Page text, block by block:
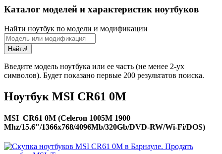
Каталог моделей и характеристик ноутбуков
Найти ноутбук по модели и модификации
Найти!
Введите модель ноутбука или ее часть (не менее 2-ух
символов). Будет показано первые 200 результатов поиска.
Ноутбук MSI CR61 0M
MSI CR61 0M (Celeron 1005M 1900
Mhz/15.6"/1366x768/4096Mb/320Gb/DVD-RW/Wi-Fi/DOS)